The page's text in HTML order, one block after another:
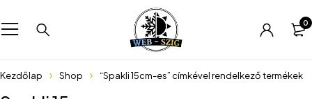
0
Kezdőlap Shop “Spakli 15cm-es” címkével rendelkező termékek